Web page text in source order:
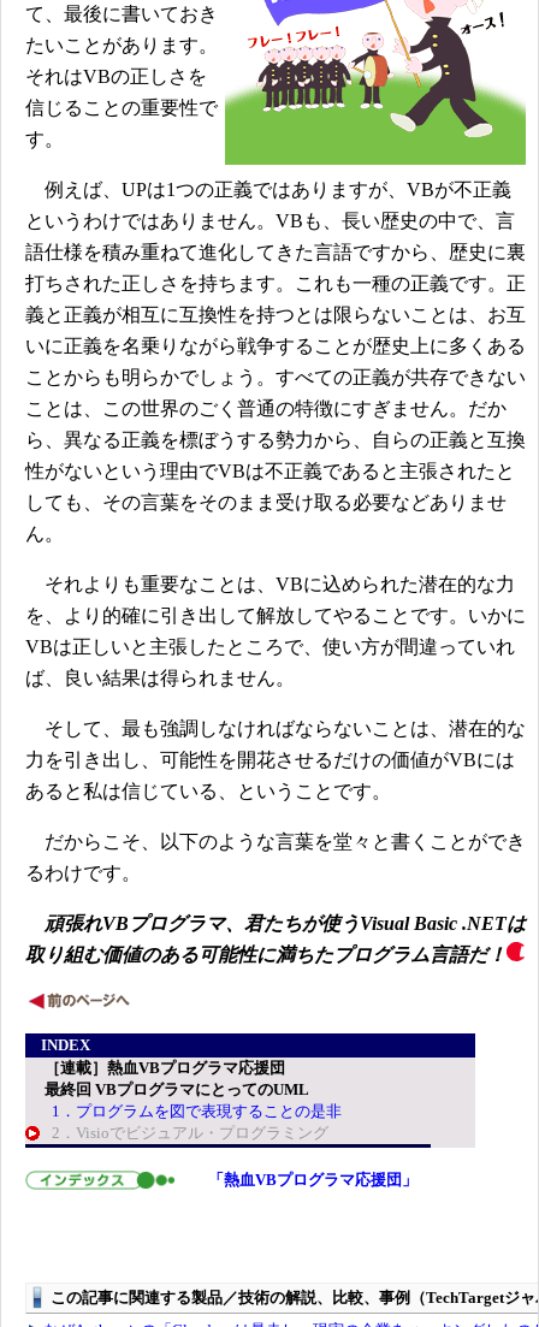
て、最後に書いておき
たいことがあります。
それはVBの正しさを
信じることの重要性で
す。
例えば、UPは1つの正義ではありますが、VBが不正義
というわけではありません。VBも、長い歴史の中で、言
語仕様を積み重ねて進化してきた言語ですから、歴史に裏
打ちされた正しさを持ちます。これも一種の正義です。正
義と正義が相互に互換性を持つとは限らないことは、お互
いに正義を名乗りながら戦争することが歴史上に多くある
ことからも明らかでしょう。すべての正義が共存できない
ことは、この世界のごく普通の特徴にすぎません。だか
ら、異なる正義を標ぼうする勢力から、自らの正義と互換
性がないという理由でVBは不正義であると主張されたと
しても、その言葉をそのまま受け取る必要などありませ
ん。
それよりも重要なことは、VBに込められた潜在的な力
を、より的確に引き出して解放してやることです。いかに
VBは正しいと主張したところで、使い方が間違っていれ
ば、良い結果は得られません。
そして、最も強調しなければならないことは、潜在的な
力を引き出し、可能性を開花させるだけの価値がVBには
あると私は信じている、ということです。
だからこそ、以下のような言葉を堂々と書くことができ
るわけです。
頑張れVBプログラマ、君たちが使うVisual Basic .NETは
取り組む価値のある可能性に満ちたプログラム言語だ！
INDEX
［連載］熱血VBプログラマ応援団
最終回 VBプログラマにとってのUML
1．プログラムを図で表現することの是非
2．Visioでビジュアル・プログラミング
「熱血VBプログラマ応援団」